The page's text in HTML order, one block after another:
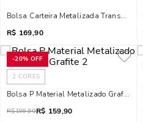
Bolsa Carteira Metalizada
R$ 169,90
-20% OFF
2 CORES
Bolsa P Material Metalizado Grafite 2
R$199,90R$ 159,90